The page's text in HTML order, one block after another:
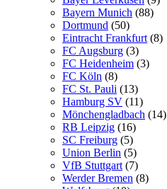
Bayern Munich (88)
Dortmund (50)
Eintracht Frankfurt (8)
FC Augsburg (3)
FC Heidenheim (3)
FC Köln (8)
FC St. Pauli (13)
Hamburg SV (11)
Mönchengladbach (14)
RB Leipzig (16)
SC Freiburg (5)
Union Berlin (5)
VfB Stuttgart (7)
Werder Bremen (8)